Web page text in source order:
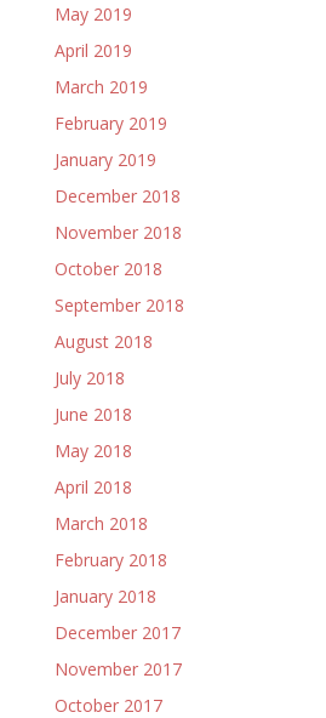
May 2019
April 2019
March 2019
February 2019
January 2019
December 2018
November 2018
October 2018
September 2018
August 2018
July 2018
June 2018
May 2018
April 2018
March 2018
February 2018
January 2018
December 2017
November 2017
October 2017